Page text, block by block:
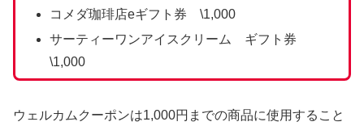
コメダ珈琲店eギフト券 \1,000
サーティーワンアイスクリーム ギフト券
\1,000
ウェルカムクーポンは1,000円までの商品に使用すること